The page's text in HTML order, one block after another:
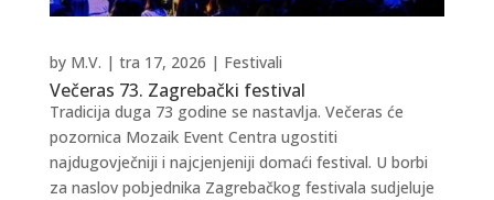
Večeras 73. Zagrebački festival
by M.V. | tra 17, 2026 | Festivali
Tradicija duga 73 godine se nastavlja. Večeras će
pozornica Mozaik Event Centra ugostiti
najdugovječniji i najcjenjeniji domaći festival. U borbi
za naslov pobjednika Zagrebačkog festivala sudjeluje